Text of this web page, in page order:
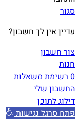
סגור
עדיין אין לך חשבון?
צור חשבון
חנות
0רשימת משאלות
החשבון שלי
דילוג לתוכן
פתח סרגל נגישות